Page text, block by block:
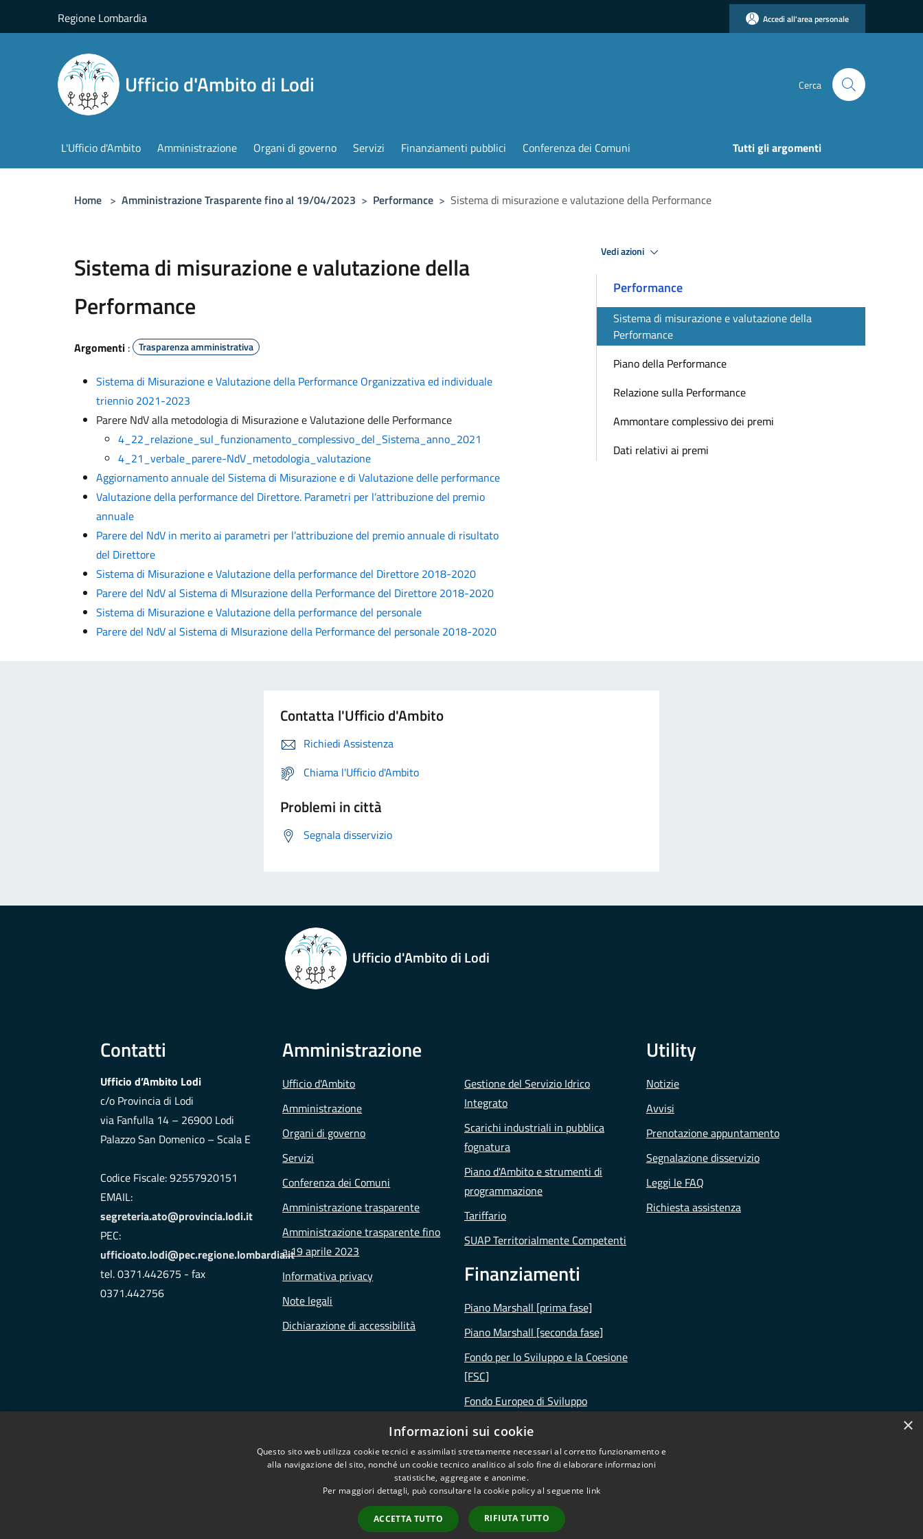
Regione Lombardia Accedi all'area personale
Ufficio d'Ambito di Lodi Cerca
L'Ufficio d'Ambito Amministrazione Organi di governo Servizi Finanziamenti pubblici Conferenza dei Comuni Tutti gli argomenti
Home > Amministrazione Trasparente fino al 19/04/2023 > Performance > Sistema di misurazione e valutazione della Performance
Sistema di misurazione e valutazione della
Performance
Argomenti : Trasparenza amministrativa
Sistema di Misurazione e Valutazione della Performance Organizzativa ed individuale
triennio 2021-2023
Parere NdV alla metodologia di Misurazione e Valutazione delle Performance
4_22_relazione_sul_funzionamento_complessivo_del_Sistema_anno_2021
4_21_verbale_parere-NdV_metodologia_valutazione
Aggiornamento annuale del Sistema di Misurazione e di Valutazione delle performance
Valutazione della performance del Direttore. Parametri per l’attribuzione del premio
annuale
Parere del NdV in merito ai parametri per l’attribuzione del premio annuale di risultato
del Direttore
Sistema di Misurazione e Valutazione della performance del Direttore 2018-2020
Parere del NdV al Sistema di MIsurazione della Performance del Direttore 2018-2020
Sistema di Misurazione e Valutazione della performance del personale
Parere del NdV al Sistema di MIsurazione della Performance del personale 2018-2020
Vedi azioni
Performance
Sistema di misurazione e valutazione della
Performance
Piano della Performance
Relazione sulla Performance
Ammontare complessivo dei premi
Dati relativi ai premi
Contatta l'Ufficio d'Ambito
Richiedi Assistenza
Chiama l'Ufficio d'Ambito
Problemi in città
Segnala disservizio
Ufficio d'Ambito di Lodi
Contatti
Ufficio d’Ambito Lodi
c/o Provincia di Lodi
via Fanfulla 14 – 26900 Lodi
Palazzo San Domenico – Scala E
Codice Fiscale: 92557920151
EMAIL:
segreteria.ato@provincia.lodi.it
PEC:
ufficioato.lodi@pec.regione.lombardia.it
tel. 0371.442675 - fax
0371.442756
Amministrazione
Ufficio d'Ambito
Amministrazione
Organi di governo
Servizi
Conferenza dei Comuni
Amministrazione trasparente
Amministrazione trasparente fino
a 19 aprile 2023
Informativa privacy
Note legali
Dichiarazione di accessibilità
Gestione del Servizio Idrico
Integrato
Scarichi industriali in pubblica
fognatura
Piano d'Ambito e strumenti di
programmazione
Tariffario
SUAP Territorialmente Competenti
Finanziamenti
Piano Marshall [prima fase]
Piano Marshall [seconda fase]
Fondo per lo Sviluppo e la Coesione
[FSC]
Fondo Europeo di Sviluppo
Piano Nazionale di Ripresa e
Resilienza [PNRR]
Utility
Notizie
Avvisi
Prenotazione appuntamento
Segnalazione disservizio
Leggi le FAQ
Richiesta assistenza
×
Informazioni sui cookie
Questo sito web utilizza cookie tecnici e assimilati strettamente necessari al corretto funzionamento e
alla navigazione del sito, nonché un cookie tecnico analitico al solo fine di elaborare informazioni
statistiche, aggregate e anonime.
Per maggiori dettagli, può consultare la cookie policy al seguente link
ACCETTA TUTTO RIFIUTA TUTTO